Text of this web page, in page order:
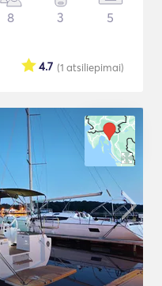
8 3 5
(1 atsiliepimai)
4.7